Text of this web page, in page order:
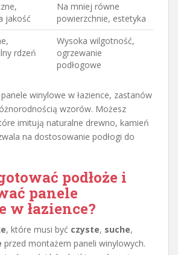
jakość
Na mniej równe
powierzchnie, estetyka
rdzeń
Wysoka wilgotność,
ogrzewanie
podłogowe
winylowe w łazience, zastanów
wzorów. Możesz
imitują naturalne drewno, kamień
na dostosowanie podłogi do
podłoże i
panele
łazience?
, które musi być czyste, suche,
przed montażem paneli winylowych.